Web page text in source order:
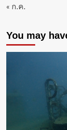
« ก.ค.
You may